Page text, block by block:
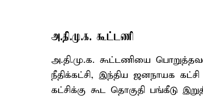
அ.தி.மு.க. கூட்டணி
அ.தி.மு.க. கூட்டணியை
நீதிக்கட்சி, இந்திய ஜனநாயக
கட்சிக்கு கூட தொகுதி பங்கீடு